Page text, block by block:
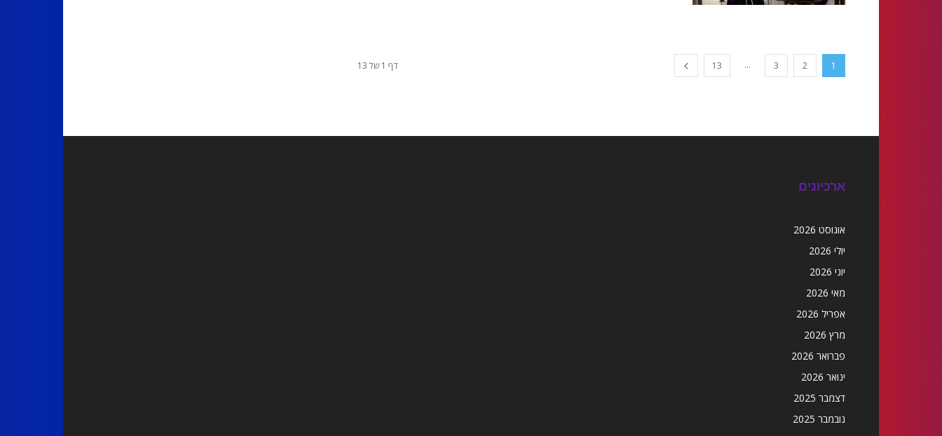
1
2
3
...
13 דף 1 של 13
ארכיונים
אוגוסט 2026
יולי 2026
יוני 2026
מאי 2026
אפריל 2026
מרץ 2026
פברואר 2026
ינואר 2026
דצמבר 2025
נובמבר 2025